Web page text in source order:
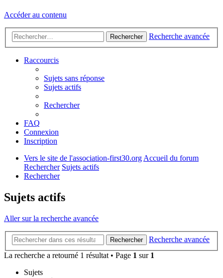
Accéder au contenu
Rechercher Recherche avancée
Raccourcis
Sujets sans réponse
Sujets actifs
Rechercher
FAQ
Connexion
Inscription
Vers le site de l'association-first30.org Accueil du forum
Rechercher Sujets actifs
Rechercher
Sujets actifs
Aller sur la recherche avancée
Rechercher
Recherche avancée
La recherche a retourné 1 résultat • Page 1 sur 1
Sujets